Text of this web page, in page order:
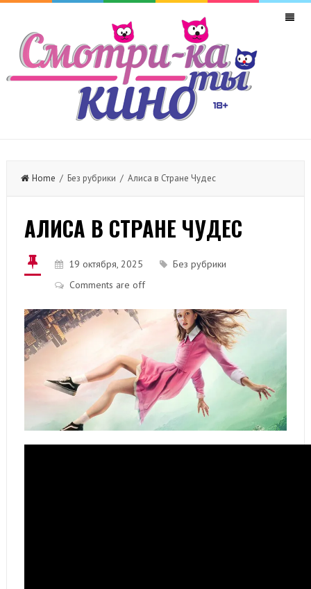
Home / Без рубрики / Алиса в Стране Чудес
АЛИСА В СТРАНЕ ЧУДЕС
19 октября, 2025
Без рубрики
Comments are off